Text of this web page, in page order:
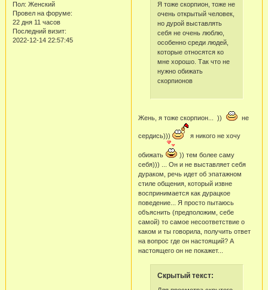
Пол: Женский
Провел на форуме:
22 дня 11 часов
Последний визит:
2022-12-14 22:57:45
Я тоже скорпион, тоже не
очень открытый человек,
но дурой выставлять
себя не очень люблю,
особенно среди людей,
которые относятся ко
мне хорошо. Так что не
нужно обижать
скорпионов
Жень, я тоже скорпион... )) не
сердись))) я никого не хочу
обижать
)) тем более саму
себя))) ... Он и не выставляет себя
дураком, речь идет об эпатажном
стиле общения, который извне
воспринимается как дурацкое
поведение... Я просто пытаюсь
объяснить (предположим, себе
самой) то самое несоответствие о
каком и ты говорила, получить ответ
на вопрос где он настоящий? А
настоящего он не покажет...
Скрытый текст: